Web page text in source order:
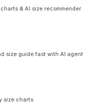
& AI size recommender
size guide fast with AI agent
size charts